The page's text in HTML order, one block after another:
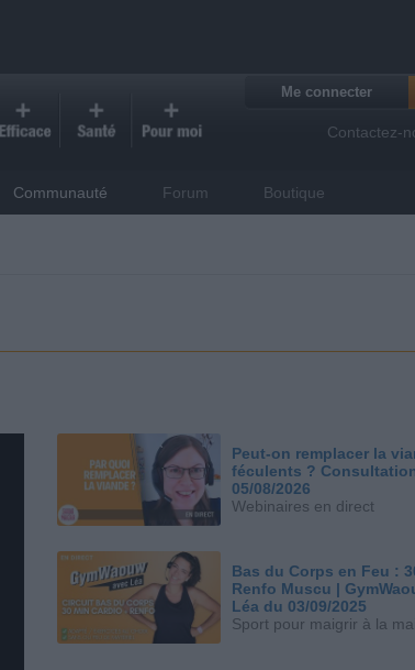
Me connecter
Contactez-
Communauté Forum Boutique
Peut-on remplacer la
féculents ?
05/08/2026
Webinaires en direct
Bas du Corps en Feu :
Renfo Muscu |
Léa du 03/09/2025
Sport pour maigrir à la